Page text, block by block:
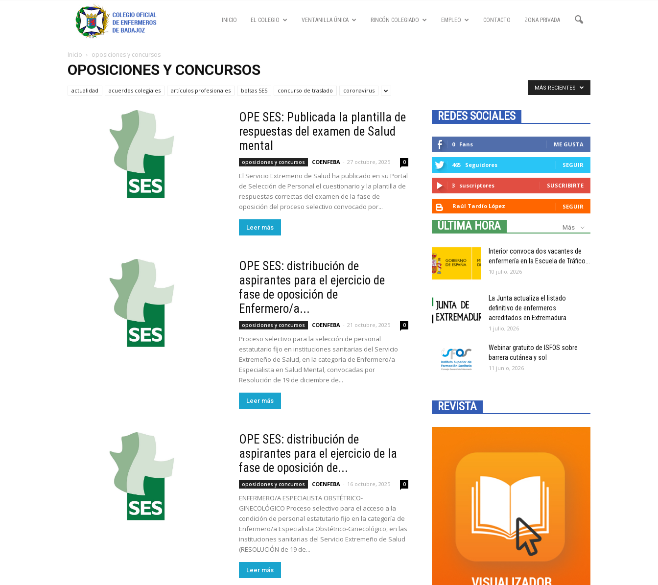
INICIO EL COLEGIO VENTANILLA ÚNICA RINCÓN COLEGIADO EMPLEO CONTACTO ZONA PRIVADA
Inicio oposiciones y concursos
OPOSICIONES Y CONCURSOS
actualidad acuerdos colegiales artículos profesionales bolsas SES concurso de traslado coronavirus MÁS RECIENTES
OPE SES: Publicada la plantilla de
respuestas del examen de Salud
mental
oposiciones y concursos COENFEBA - 27 octubre, 2025 0
El Servicio Extremeño de Salud ha publicado en su Portal
de Selección de Personal el cuestionario y la plantilla de
respuestas correctas del examen de la fase de
oposición del proceso selectivo convocado por...
Leer más
OPE SES: distribución de
aspirantes para el ejercicio de
fase de oposición de
Enfermero/a...
oposiciones y concursos COENFEBA - 21 octubre, 2025 0
Proceso selectivo para la selección de personal
estatutario fijo en instituciones sanitarias del Servicio
Extremeño de Salud, en la categoría de Enfermero/a
Especialista en Salud Mental, convocadas por
Resolución de 19 de diciembre de...
Leer más
OPE SES: distribución de
aspirantes para el ejercicio de la
fase de oposición de...
oposiciones y concursos COENFEBA - 16 octubre, 2025 0
ENFERMERO/A ESPECIALISTA OBSTÉTRICO-
GINECOLÓGICO Proceso selectivo para el acceso a la
condición de personal estatutario fijo en la categoría de
Enfermero/a Especialista Obstétrico-Ginecológico, en las
instituciones sanitarias del Servicio Extremeño de Salud
(RESOLUCIÓN de 19 de...
Leer más
REDES SOCIALES
0 Fans ME GUSTA
465 Seguidores SEGUIR
3 suscriptores SUSCRIBIRTE
Raúl Tardío López SEGUIR
ÚLTIMA HORA Más
Interior convoca dos vacantes de
enfermería en la Escuela de Tráfico...
10 julio, 2026
La Junta actualiza el listado
definitivo de enfermeros
acreditados en Extremadura
1 julio, 2026
Webinar gratuito de ISFOS sobre
barrera cutánea y sol
11 junio, 2026
REVISTA